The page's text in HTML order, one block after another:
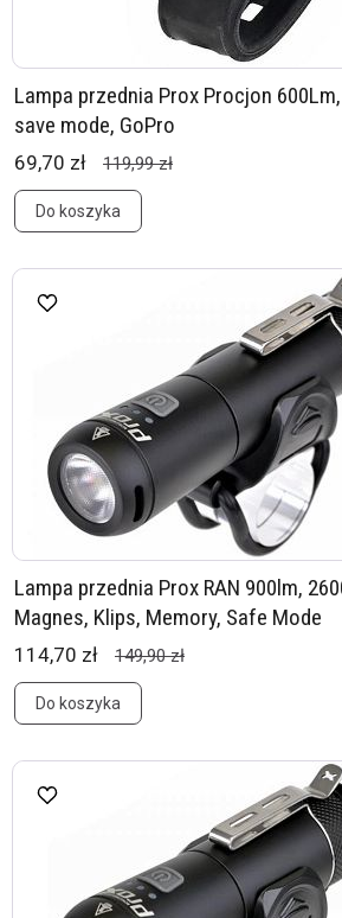
Lampa przednia Prox Procjon
save mode, GoPro
69,70 zł 119,99 zł
Do koszyka
Lampa przednia Prox RAN 900lm,
Magnes, Klips, Memory, Safe Mode
114,70 zł 149,90 zł
Do koszyka